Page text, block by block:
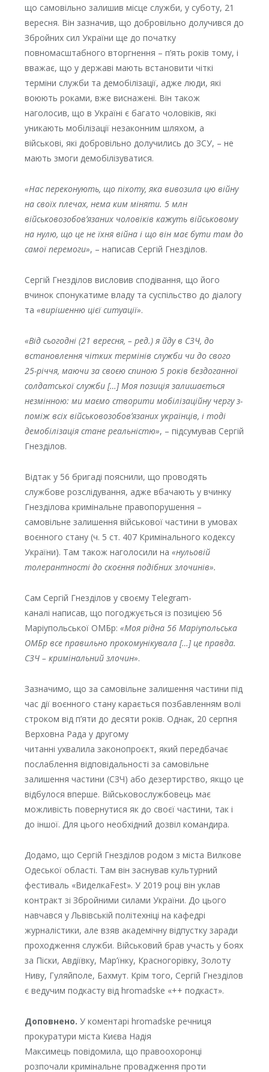
що самовільно залишив місце служби, у суботу, 21
вересня. Він зазначив, що добровільно долучився до
Збройних сил України ще до початку
повномасштабного вторгнення – п’ять років тому, і
вважає, що у державі мають встановити чіткі
терміни служби та демобілізації, адже люди, які
воюють роками, вже виснажені. Він також
наголосив, що в Україні є багато чоловіків, які
уникають мобілізації незаконним шляхом, а
військові, які добровільно долучились до ЗСУ, – не
мають змоги демобілізуватися.
«Нас переконують, що піхоту, яка вивозила цю війну
на своїх плечах, нема ким міняти. 5 млн
військовозобовʼязаних чоловіків кажуть військовому
на нулю, що це не їхня війна і що він має бути там до
самої перемоги», – написав Сергій Гнезділов.
Сергій Гнезділов висловив сподівання, що його
вчинок спонукатиме владу та суспільство до діалогу
та «вирішенню цієї ситуації».
«Від сьогодні (21 вересня, – ред.) я йду в СЗЧ, до
встановлення чітких термінів служби чи до свого
25-річчя, маючи за своєю спиною 5 років бездоганної
солдатської служби […] Моя позиція залишається
незмінною: ми маємо створити мобілізаційну чергу з-
поміж всіх військовозобовʼязаних українців, і тоді
демобілізація стане реальністю», – підсумував Сергій
Гнезділов.
Відтак у 56 бригаді пояснили, що проводять
службове розслідування, адже вбачають у вчинку
Гнезділова кримінальне правопорушення –
самовільне залишення військової частини в умовах
воєнного стану (ч. 5 ст. 407 Кримінального кодексу
України). Там також наголосили на «нульовій
толерантності до скоєння подібних злочинів».
Сам Сергій Гнезділов у своєму Telegram-
каналі написав, що погоджується із позицією 56
Маріупольської ОМБр: «Моя рідна 56 Маріупольська
ОМБр все правильно прокомунікувала […] це правда.
СЗЧ – кримінальний злочин».
Зазначимо, що за самовільне залишення частини під
час дії воєнного стану карається позбавленням волі
строком від п’яти до десяти років. Однак, 20 серпня
Верховна Рада у другому
читанні ухвалила законопроєкт, який передбачає
послаблення відповідальності за самовільне
залишення частини (СЗЧ) або дезертирство, якщо це
відбулося вперше. Військовослужбовець має
можливість повернутися як до своєї частини, так і
до іншої. Для цього необхідний дозвіл командира.
Додамо, що Сергій Гнезділов родом з міста Вилкове
Одеської області. Там він заснував культурний
фестиваль «ВиделкаFest». У 2019 році він уклав
контракт зі Збройними силами України. До цього
навчався у Львівській політехніці на кафедрі
журналістики, але взяв академічну відпустку заради
проходження служби. Військовий брав участь у боях
за Піски, Авдіївку, Мар’їнку, Красногорівку, Золоту
Ниву, Гуляйполе, Бахмут. Крім того, Сергій Гнезділов
є ведучим подкасту від hromadske «++ подкаст».
Доповнено. У коментарі hromadske речниця
прокуратури міста Києва Надія
Максимець повідомила, що правоохоронці
розпочали кримінальне провадження проти